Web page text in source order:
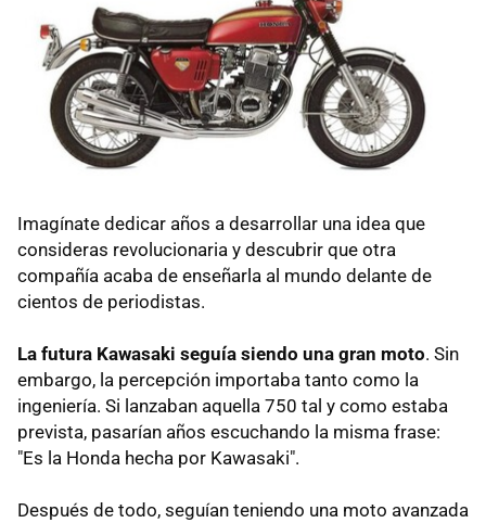
Imagínate dedicar años a desarrollar una idea que
consideras revolucionaria y descubrir que otra
compañía acaba de enseñarla al mundo delante de
cientos de periodistas.
La futura Kawasaki seguía siendo una gran moto. Sin
embargo, la percepción importaba tanto como la
ingeniería. Si lanzaban aquella 750 tal y como estaba
prevista, pasarían años escuchando la misma frase:
"Es la Honda hecha por Kawasaki".
Después de todo, seguían teniendo una moto avanzada